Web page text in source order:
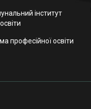
інститут
професійної освіти